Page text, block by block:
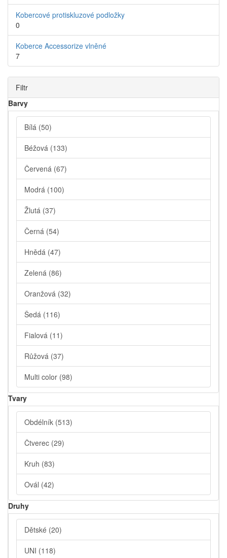
Kobercové protiskluzové podložky
0
Koberce Accessorize vlněné
7
Filtr
Barvy
Bílá (50)
Béžová (133)
Červená (67)
Modrá (100)
Žlutá (37)
Černá (54)
Hnědá (47)
Zelená (86)
Oranžová (32)
Šedá (116)
Fialová (11)
Růžová (37)
Multi color (98)
Tvary
Obdélník (513)
Čtverec (29)
Kruh (83)
Ovál (42)
Druhy
Dětské (20)
UNI (118)